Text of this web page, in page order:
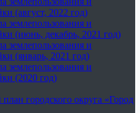
(август, 2022 год)
землепользования и
(июнь, декабрь, 2021 год)
землепользования и
(январь, 2021 год)
землепользования и
(2020 год)
городского округа «Город